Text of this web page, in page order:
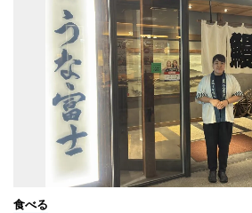
食べる